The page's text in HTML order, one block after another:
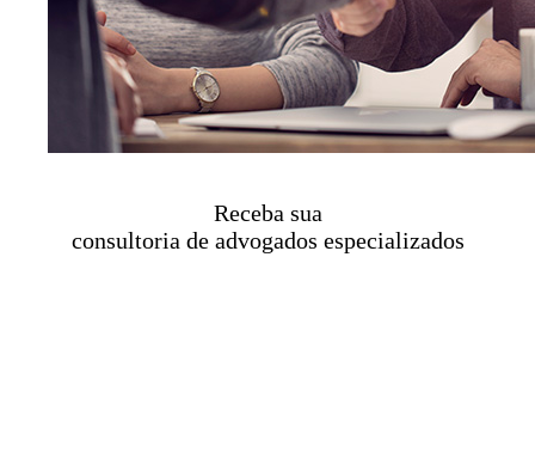
Receba sua
consultoria de advogados especializados